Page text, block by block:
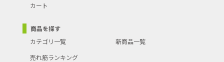
カート
商品を探す
カテゴリ一覧
新商品一覧
売れ筋ランキング